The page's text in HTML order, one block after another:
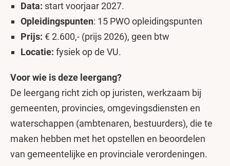
Data: start voorjaar 2027.
Opleidingspunten: 15 PWO opleidingspunten
Prijs: € 2.600,- (prijs 2026), geen btw
Locatie: fysiek op de VU.
Voor wie is deze leergang?
De leergang richt zich op juristen, werkzaam bij
gemeenten, provincies, omgevingsdiensten en
waterschappen (ambtenaren, bestuurders), die te
maken hebben met het opstellen en beoordelen
van gemeentelijke en provinciale verordeningen.